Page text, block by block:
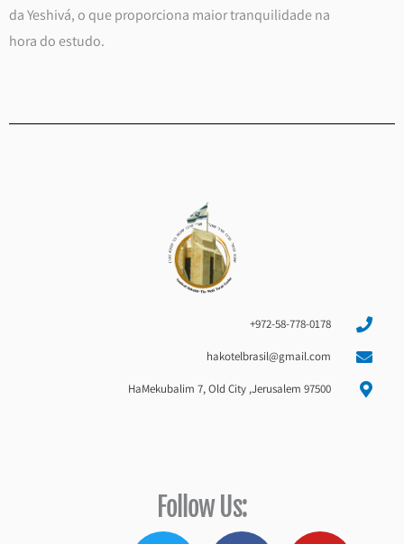
da Yeshivá, o que proporciona maior tranquilidade na
hora do estudo.
972-58-778-0178+
hakotelbrasil@gmail.com
HaMekubalim 7, Old City ,Jerusalem 97500
:Follow Us